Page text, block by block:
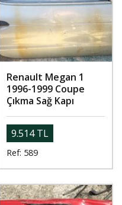
Renault Megan 1
1996-1999 Coupe
Çıkma Sağ Kapı
9.514 TL
Ref: 589